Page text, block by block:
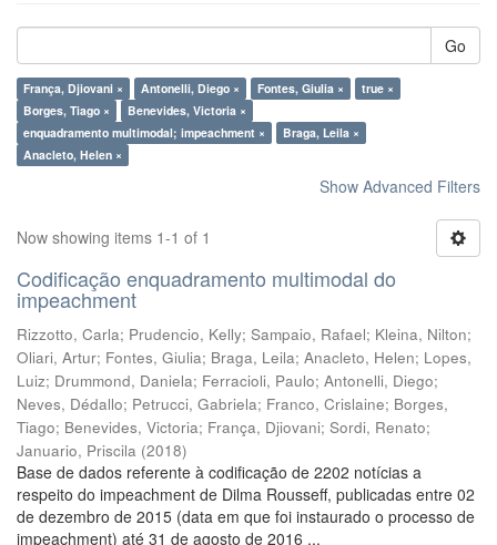
Go
França, Djiovani × Antonelli, Diego × Fontes, Giulia ×
true ×
Borges, Tiago ×
Benevides, Victoria ×
enquadramento multimodal; impeachment ×
Braga, Leila ×
Anacleto, Helen ×
Show Advanced Filters
Now showing items 1-1 of 1
Codificação enquadramento multimodal do
impeachment
Rizzotto, Carla; Prudencio, Kelly; Sampaio, Rafael; Kleina, Nilton;
Oliari, Artur; Fontes, Giulia; Braga, Leila; Anacleto, Helen; Lopes,
Luiz; Drummond, Daniela; Ferracioli, Paulo; Antonelli, Diego;
Neves, Dédallo; Petrucci, Gabriela; Franco, Crislaine; Borges,
Tiago; Benevides, Victoria; França, Djiovani; Sordi, Renato;
Januario, Priscila (2018)
Base de dados referente à codificação de 2202 notícias a
respeito do impeachment de Dilma Rousseff, publicadas entre 02
de dezembro de 2015 (data em que foi instaurado o processo de
impeachment) até 31 de agosto de 2016 ...